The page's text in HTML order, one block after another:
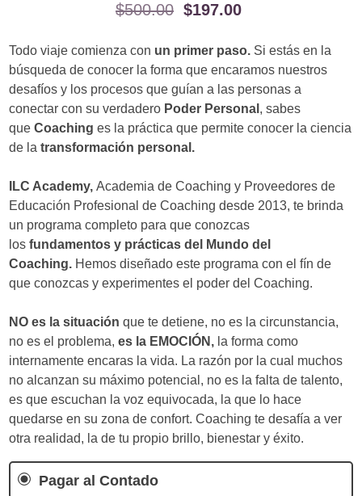
$500.00 $197.00
Todo viaje comienza con un primer paso. Si estás en la
búsqueda de conocer la forma que encaramos nuestros
desafíos y los procesos que guían a las personas a
conectar con su verdadero Poder Personal , sabes
queCoaching es la práctica que permite conocer la ciencia
de latransformación personal.
​ILC Academy, Academia de Coaching y Proveedores de
Educación Profesional de Coaching desde 2013, te brinda
un programa completo para que conozcas
losfundamentos y prácticas del Mundo del
Coaching. Hemos diseñado este programa con el fín de
que conozcas y experimentes el poder del Coaching.
​NO es la situación que te detiene, no es la circunstancia,
no es el problema,es la EMOCIÓN, la forma como
internamente encaras la vida. La razón por la cual muchos
no alcanzan su máximo potencial, no es la falta de talento,
es que escuchan la voz equivocada, la que lo hace
quedarse en su zona de confort. Coaching te desafía a ver
otra realidad, la de tu propio brillo, bienestar y éxito.
Pagar al Contado